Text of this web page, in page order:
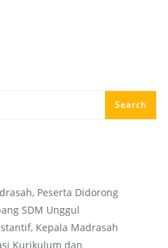
Peserta Didorong
SDM Unggul
Kepala Madrasah
Kurikulum dan